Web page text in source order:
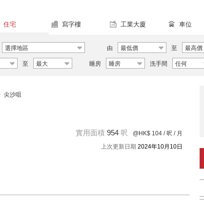
住宅 寫字樓 工業大廈 車位
選擇地區 由 最低價 至 最高價
至 最大 睡房 睡房 洗手間 任何
尖沙咀
實用面積 954 呎 @HK$ 104 / 呎 / 月
上次更新日期 2024年10月10日